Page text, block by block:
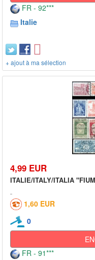
FR - 92***
Italie
+ ajout à ma sélection
4,99 EUR
ITALIE/ITALY/ITALIA
1,60 EUR
0
FR - 91***